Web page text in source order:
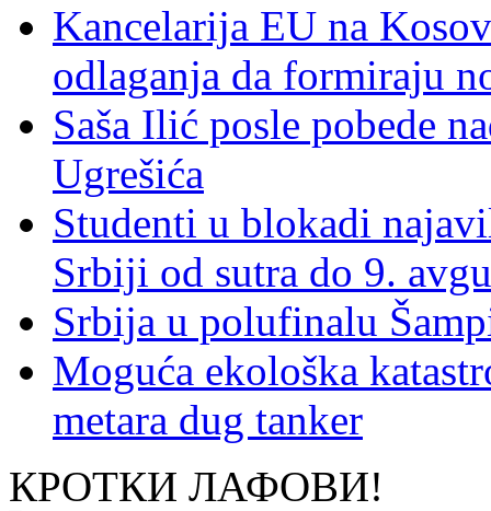
Kancelarija EU na
odlaganja da formiraju
Saša Ilić posle pobede
Ugrešića
Studenti u blokadi
Srbiji od sutra do 9.
Srbija u polufinalu
Moguća ekološka
metara dug tanker
КРОТКИ ЛАФОВИ!